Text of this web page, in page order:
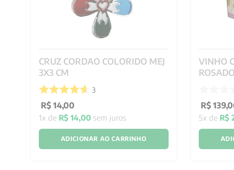
CRUZ CORDAO COLORIDO MEJ
3X3 CM
3
R$ 14,00
1x de R$ 14,00sem juros
ADICIONAR AO CARRINHO
VINHO
R$ 139,
5x de R$